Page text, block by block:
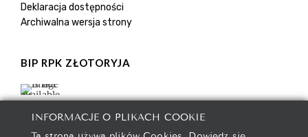
Deklaracja dostępności
Archiwalna wersja strony
BIP RPK ZŁOTORYJA
INFORMACJE O PLIKACH COOKIE